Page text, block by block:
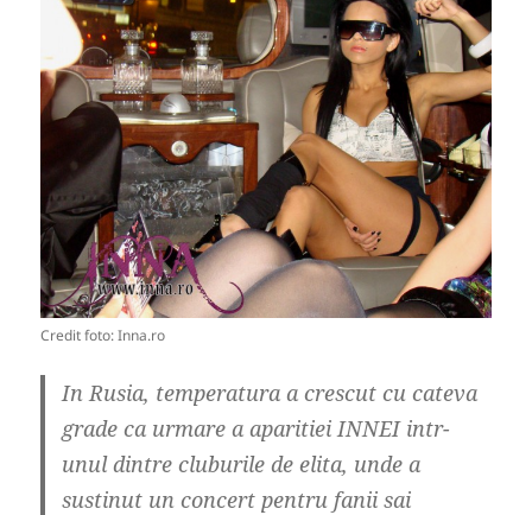
Credit foto: Inna.ro
In Rusia, temperatura a crescut cu cateva
grade ca urmare a aparitiei INNEI intr-
unul dintre cluburile de elita, unde a
sustinut un concert pentru fanii sai